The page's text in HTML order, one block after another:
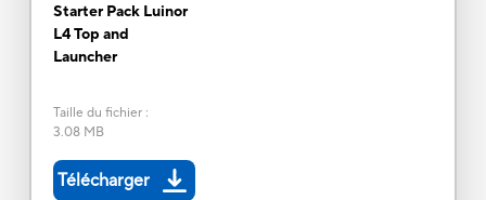
Starter Pack Luinor
L4 Top and
Launcher
Taille du fichier:
3.08 MB
Télécharger